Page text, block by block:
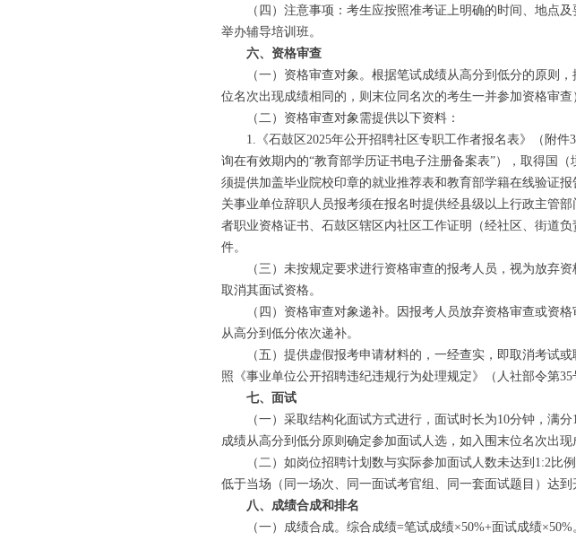
（四）注意事项：考生应按照准考证上明确的时间、地点及
举办辅导培训班。
六、资格审查
（一）资格审查对象。根据笔试成绩从高分到低分的原则，
位名次出现成绩相同的，则末位同名次的考生一并参加资格审查
（二）资格审查对象需提供以下资料：
1.《石鼓区2025年公开招聘社区专职工作者报名表》（附件
询在有效期内的“教育部学历证书电子注册备案表”），取得国
须提供加盖毕业院校印章的就业推荐表和教育部学籍在线验证
关事业单位辞职人员报考须在报名时提供经县级以上行政主管
者职业资格证书、石鼓区辖区内社区工作证明（经社区、街道
件。
（三）未按规定要求进行资格审查的报考人员，视为放弃资
取消其面试资格。
（四）资格审查对象递补。因报考人员放弃资格审查或资格
从高分到低分依次递补。
（五）提供虚假报考申请材料的，一经查实，即取消考试或
照《事业单位公开招聘违纪违规行为处理规定》（人社部令第35
七、面试
（一）采取结构化面试方式进行，面试时长为10分钟，满分
成绩从高分到低分原则确定参加面试人选，如入围末位名次出
（二）如岗位招聘计划数与实际参加面试人数未达到1:2比例
低于当场（同一场次、同一面试考官组、同一套面试题目）达
八、成绩合成和排名
（一）成绩合成。综合成绩=笔试成绩×50%+面试成绩×50%